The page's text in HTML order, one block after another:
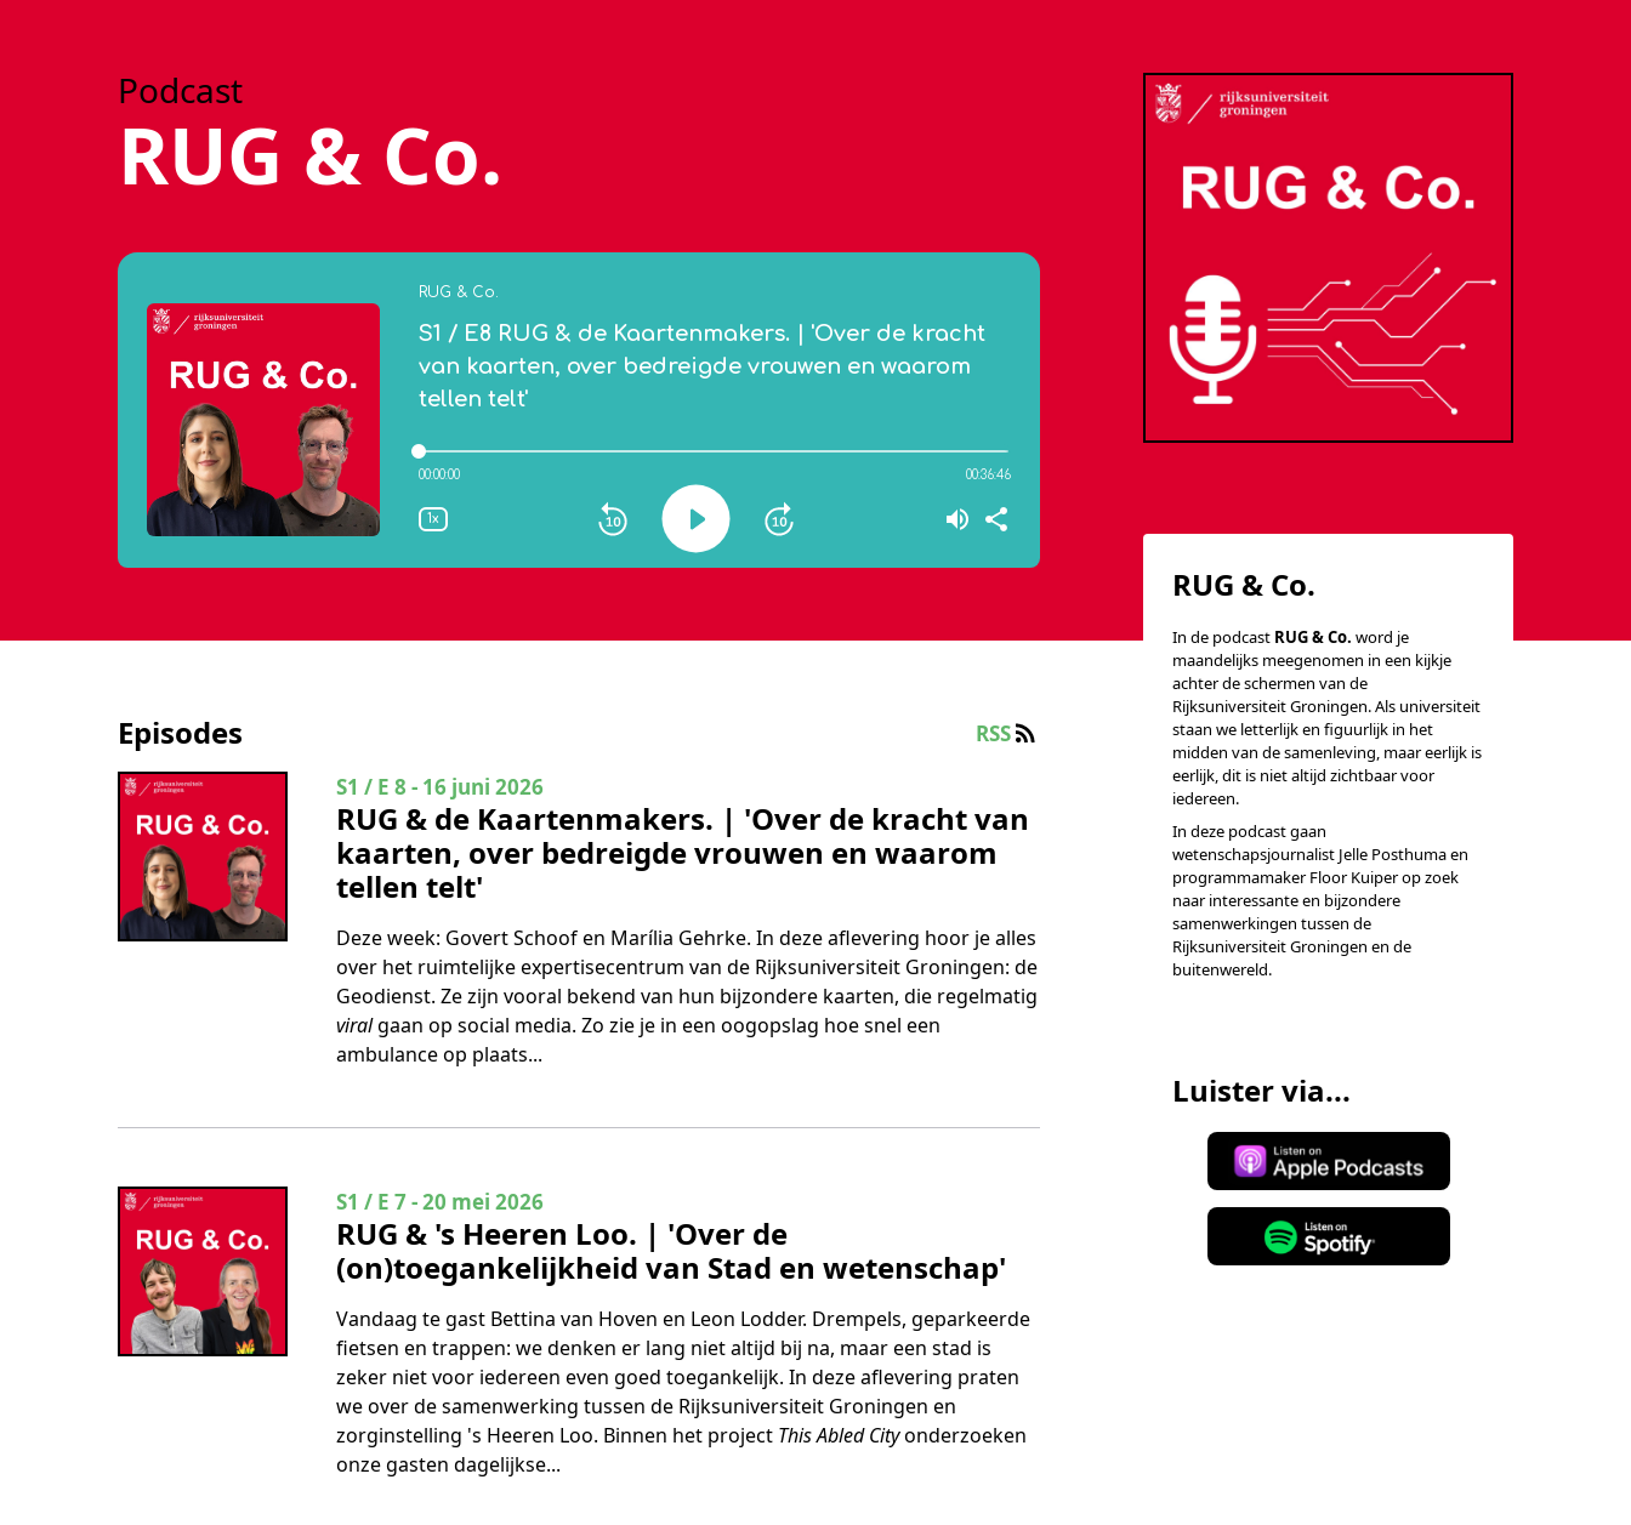
Podcast
RUG & Co.
In de podcast RUG & Co. word je maandelijks meegenomen in een kijkje achter de schermen van de Rijksuniversiteit Groningen. Als universiteit staan we letterlijk en figuurlijk
Episodes RSS
RUG & de Kaartenmakers. | 'Over de kracht van
kaarten, over bedreigde vrouwen en waarom
tellen telt'
Seizoen 1 Aflevering 8
S1 / E 8 - 16 juni 2026
Deze week: Govert Schoofen Marília Gehrke. In deze aflevering hoor je alles
over het ruimtelijke expertisecentrum van de Rijksuniversiteit Groningen: de
Geodienst. Ze zijn vooral bekend van hun bijzondere kaarten, die regelmatig
viralgaan op social media. Zo zie je in een oogopslag hoe snel een
ambulance op plaats...
RUG & 's Heeren Loo. | 'Over de
(on)toegankelijkheid van Stad en wetenschap'
Seizoen 1 Aflevering 7
S1 / E 7-20 mei 2026
Vandaag te gast Bettina van Hoven en Leon Lodder. Drempels, geparkeerde
fietsen en trappen: we denken er lang niet altijd bij na, maar een stad is
zeker niet voor iedereen even goed toegankelijk. In deze aflevering praten
we over de samenwerking tussen de Rijksuniversiteit Groningen en
zorginstelling 's Heeren Loo. Binnen het project This Abled Cityonderzoeken
onze gasten dagelijkse...
RUG & Co.
In de podcast RUG & Co. word je
maandelijks meegenomen in een kijkje
achter de schermen van de
Rijksuniversiteit Groningen. Als universiteit
staan we letterlijk en figuurlijk in het
midden van de samenleving, maar eerlijk is
eerlijk, dit is niet altijd zichtbaar voor
iedereen.
In deze podcast gaan
wetenschapsjournalist Jelle Posthuma en
programmamaker Floor Kuiper op zoek
naar interessante en bijzondere
samenwerkingen tussen de
Rijksuniversiteit Groningen en de
buitenwereld.
Luister via...